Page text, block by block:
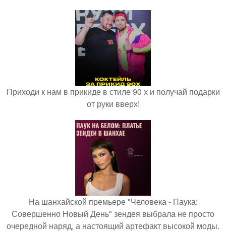
Приходи к нам в прикиде в стиле 90 х и получай подарки
от руки вверх!
На шанхайской премьере "Человека - Паука:
Совершенно Новый День" зендея выбрала не просто
очередной наряд, а настоящий артефакт высокой моды.